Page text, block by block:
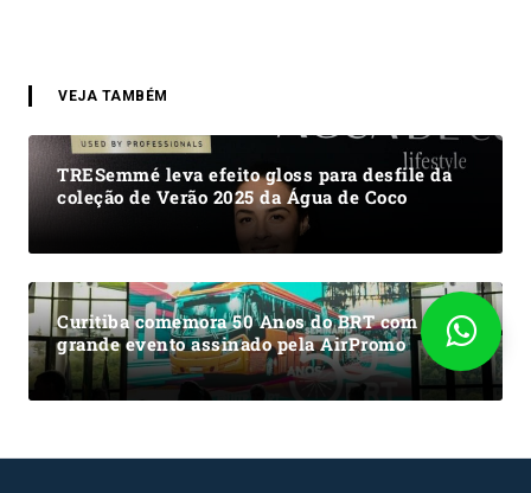
VEJA TAMBÉM
TRESemmé leva efeito gloss para desfile da
coleção de Verão 2025 da Água de Coco
Curitiba comemora 50 Anos do BRT com
grande evento assinado pela AirPromo